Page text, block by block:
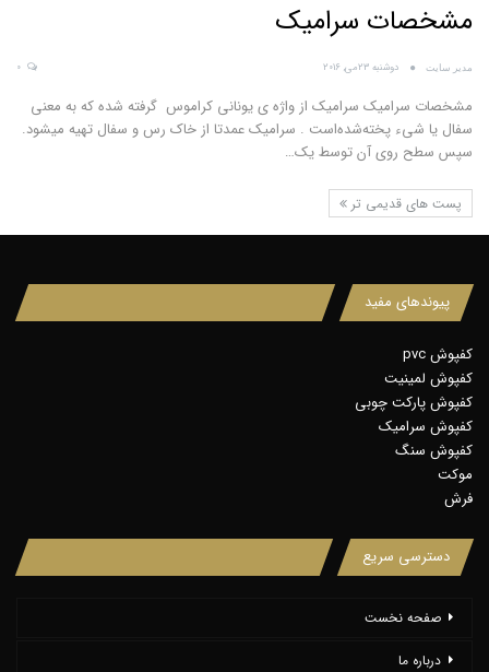
مشخصات سرامیک
مدیر سایت دوشنبه 23می, 2016
مشخصات سرامیک سرامیک از واژه ی یونانی کراموس گرفته شده‌ که به معنی
سفال یا شیء پخته‌شده‌است . سراميك عمدتا از خاك رس و سفال تهیه میشود.
سپس سطح روی آن توسط یک…
پست های قدیمی تر
پیوندهای مفید
کفپوش pvc
کفپوش لمینیت
کفپوش پارکت چوبی
کفپوش سرامیک
کفپوش سنگ
موکت
فرش
دسترسی سریع
صفحه نخست
درباره ما